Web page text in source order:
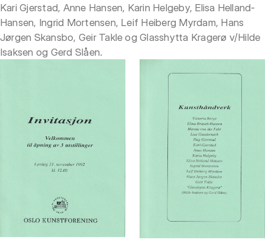
Kari Gjerstad, Anne Hansen, Karin Helgeby, Elisa Helland-
Hansen, Ingrid Mortensen, Leif Heiberg Myrdam, Hans
Jørgen Skansbo, Geir Takle og Glasshytta Kragerø v/Hilde
Isaksen og Gerd Slåen.